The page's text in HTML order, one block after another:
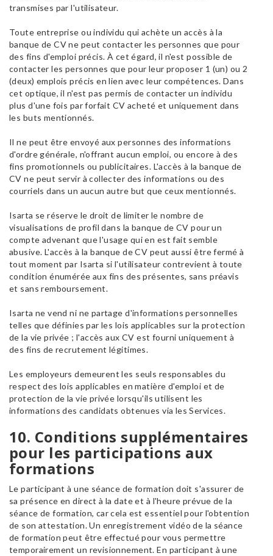
transmises par l'utilisateur.
Toute entreprise ou individu qui achète un accès à la
banque de CV ne peut contacter les personnes que pour
des fins d'emploi précis. À cet égard, il n'est possible de
contacter les personnes que pour leur proposer 1 (un) ou 2
(deux) emplois précis en lien avec leur compétences. Dans
cet optique, il n'est pas permis de contacter un individu
plus d'une fois par forfait CV acheté et uniquement dans
les buts mentionnés.
Il ne peut être envoyé aux personnes des informations
d'ordre générale, n'offrant aucun emploi, ou encore à des
fins promotionnels ou publicitaires. L'accès à la banque de
CV ne peut servir à collecter des informations ou des
courriels dans un aucun autre but que ceux mentionnés.
Isarta se réserve le droit de limiter le nombre de
visualisations de profil dans la banque de CV pour un
compte advenant que l'usage qui en est fait semble
abusive. L'accès à la banque de CV peut aussi être fermé à
tout moment par Isarta si l'utilisateur contrevient à toute
condition énumérée aux fins des présentes, sans préavis
et sans remboursement.
Isarta ne vend ni ne partage d'informations personnelles
telles que définies par les lois applicables sur la protection
de la vie privée ; l'accès aux CV est fourni uniquement à
des fins de recrutement légitimes.
Les employeurs demeurent les seuls responsables du
respect des lois applicables en matière d'emploi et de
protection de la vie privée lorsqu'ils utilisent les
informations des candidats obtenues via les Services.
10. Conditions supplémentaires
pour les participations aux
formations
Le participant à une séance de formation doit s'assurer de
sa présence en direct à la date et à l'heure prévue de la
séance de formation, car cela est essentiel pour l'obtention
de son attestation. Un enregistrement vidéo de la séance
de formation peut être effectué pour vous permettre
temporairement un revisionnement. En participant à une